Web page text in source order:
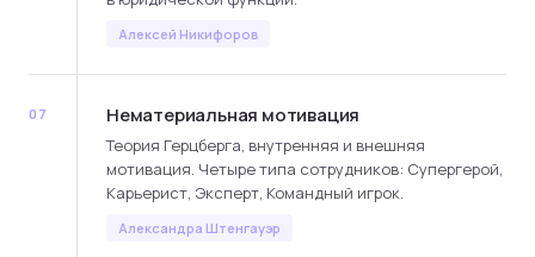
Алексей Никифоров
07 Нематериальная мотивация
Теория Герцберга, внутренняя и внешняя
мотивация. Четыре типа сотрудников: Супергерой,
Карьерист, Эксперт, Командный игрок.
Александра Штенгауэр